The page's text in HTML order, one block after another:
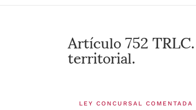
Artículo 752
territorial.
LEY CONCURSAL